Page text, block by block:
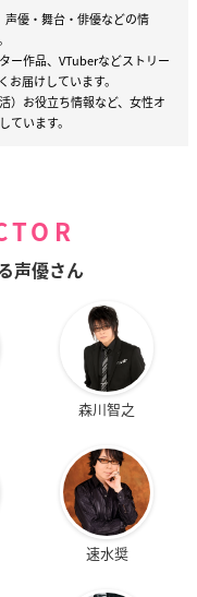
優・舞台・俳優などの情
ー作品、VTuberなどストリー
届けしています。
）お役立ち情報など、女性オ
います。
声優さん
森川智之
速水奨